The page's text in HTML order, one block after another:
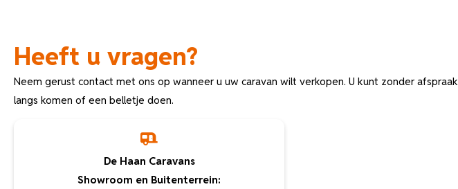
Heeft u vragen?
Neem gerust contact met ons op wanneer u uw caravan wilt verkopen. U kunt zonder afspraak
langs komen of een belletje doen.
De Haan Caravans
Showroom en Buitenterrein: